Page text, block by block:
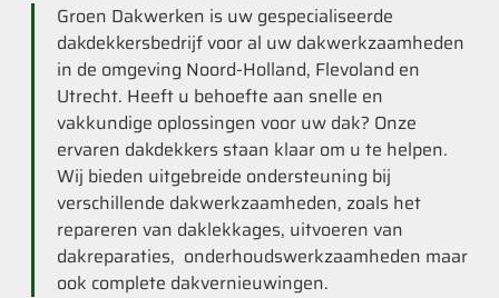
Groen Dakwerken is uw gespecialiseerde
dakdekkersbedrijf voor al uw dakwerkzaamheden
in de omgeving Noord-Holland, Flevoland en
Utrecht. Heeft u behoefte aan snelle en
vakkundige oplossingen voor uw dak? Onze
ervaren dakdekkers staan klaar om u te helpen.
Wij bieden uitgebreide ondersteuning bij
verschillende dakwerkzaamheden, zoals het
repareren van daklekkages, uitvoeren van
dakreparaties, onderhoudswerkzaamheden maar
ook complete dakvernieuwingen.